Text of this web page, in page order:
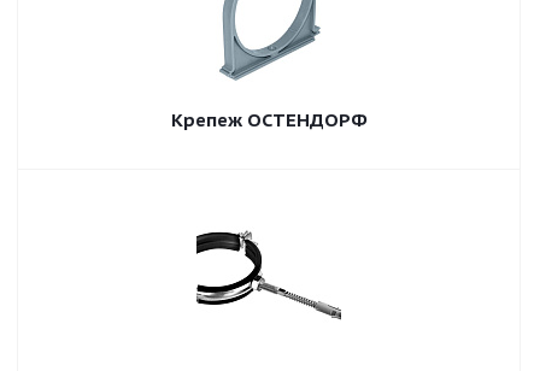
Крепеж ОСТЕНДОРФ